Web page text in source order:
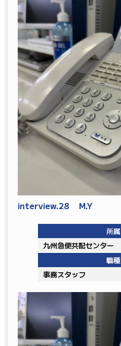
interview.28 M.Y
所属
九州急便共配センター
職種
事務スタッフ